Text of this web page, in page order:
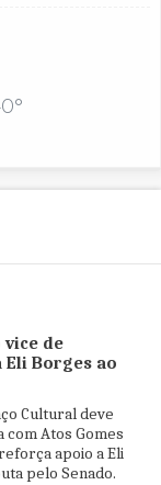
vice de
Eli Borges ao
Cultural deve
Atos Gomes
apoio a Eli
pelo Senado.